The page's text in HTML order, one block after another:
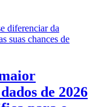
de 2026